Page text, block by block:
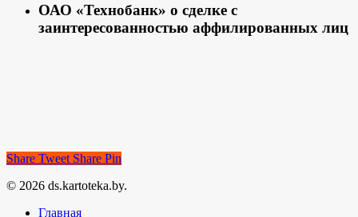
ОАО «Технобанк» о сделке с
заинтересованностью аффилированных лиц
Share Tweet Share Pin
© 2026 ds.kartoteka.by.
Главная